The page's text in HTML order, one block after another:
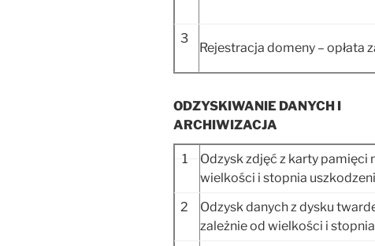
3
Rejestracja domeny – opłata
ODZYSKIWANIE DANYCH I
ARCHIWIZACJA
1
Odzysk zdjęć z karty pamięci
wielkości i stopnia
2
Odzysk danych z dysku
zależnie od wielkości i